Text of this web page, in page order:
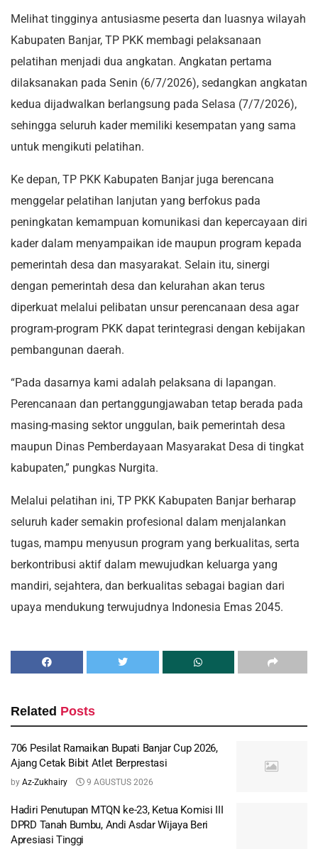
Melihat tingginya antusiasme peserta dan luasnya wilayah
Kabupaten Banjar, TP PKK membagi pelaksanaan
pelatihan menjadi dua angkatan. Angkatan pertama
dilaksanakan pada Senin (6/7/2026), sedangkan angkatan
kedua dijadwalkan berlangsung pada Selasa (7/7/2026),
sehingga seluruh kader memiliki kesempatan yang sama
untuk mengikuti pelatihan.
Ke depan, TP PKK Kabupaten Banjar juga berencana
menggelar pelatihan lanjutan yang berfokus pada
peningkatan kemampuan komunikasi dan kepercayaan diri
kader dalam menyampaikan ide maupun program kepada
pemerintah desa dan masyarakat. Selain itu, sinergi
dengan pemerintah desa dan kelurahan akan terus
diperkuat melalui pelibatan unsur perencanaan desa agar
program-program PKK dapat terintegrasi dengan kebijakan
pembangunan daerah.
“Pada dasarnya kami adalah pelaksana di lapangan.
Perencanaan dan pertanggungjawaban tetap berada pada
masing-masing sektor unggulan, baik pemerintah desa
maupun Dinas Pemberdayaan Masyarakat Desa di tingkat
kabupaten,” pungkas Nurgita.
Melalui pelatihan ini, TP PKK Kabupaten Banjar berharap
seluruh kader semakin profesional dalam menjalankan
tugas, mampu menyusun program yang berkualitas, serta
berkontribusi aktif dalam mewujudkan keluarga yang
mandiri, sejahtera, dan berkualitas sebagai bagian dari
upaya mendukung terwujudnya Indonesia Emas 2045.
Related Posts
706 Pesilat Ramaikan Bupati Banjar Cup 2026,
Ajang Cetak Bibit Atlet Berprestasi
by Az-Zukhairy 9 AGUSTUS 2026
Hadiri Penutupan MTQN ke-23, Ketua Komisi III
DPRD Tanah Bumbu, Andi Asdar Wijaya Beri
Apresiasi Tinggi